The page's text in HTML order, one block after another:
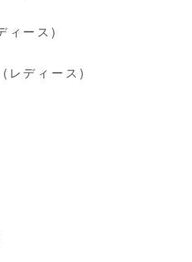
ィース)
レディース)